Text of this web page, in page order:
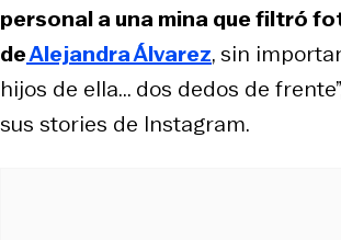
personal a una mina que filtró
deAlejandra Álvarez, sin
hijos de ella... dos dedos de
sus stories de Instagram.